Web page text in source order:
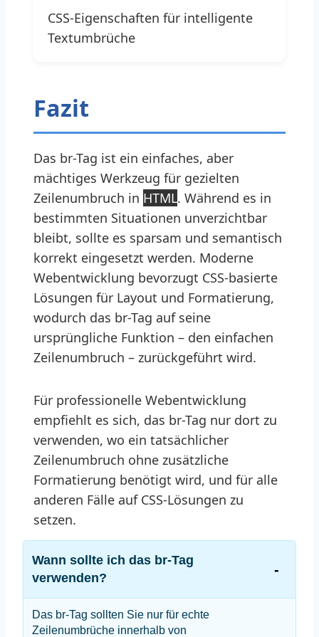
CSS-Eigenschaften für intelligente
Textumbrüche
Fazit
Das br-Tag ist ein einfaches, aber
mächtiges Werkzeug für gezielten
Zeilenumbruch in HTML. Während es in
bestimmten Situationen unverzichtbar
bleibt, sollte es sparsam und semantisch
korrekt eingesetzt werden. Moderne
Webentwicklung bevorzugt CSS-basierte
Lösungen für Layout und Formatierung,
wodurch das br-Tag auf seine
ursprüngliche Funktion – den einfachen
Zeilenumbruch – zurückgeführt wird.
Für professionelle Webentwicklung
empfiehlt es sich, das br-Tag nur dort zu
verwenden, wo ein tatsächlicher
Zeilenumbruch ohne zusätzliche
Formatierung benötigt wird, und für alle
anderen Fälle auf CSS-Lösungen zu
setzen.
Wann sollte ich das br-Tag
verwenden?
Das br-Tag sollten Sie nur für echte
Zeilenumbrüche innerhalb von